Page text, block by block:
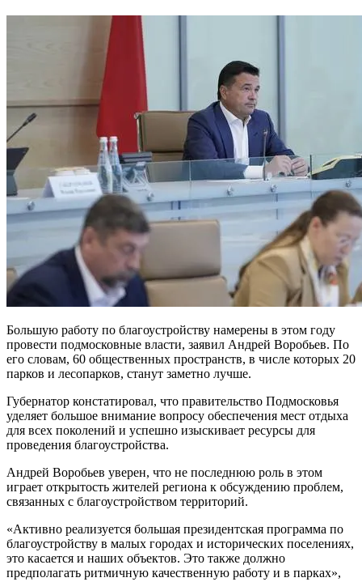
Большую работу по благоустройству намерены в этом году
провести подмосковные власти, заявил Андрей Воробьев. По
его словам, 60 общественных пространств, в числе которых 20
парков и лесопарков, станут заметно лучше.
Губернатор констатировал, что правительство Подмосковья
уделяет большое внимание вопросу обеспечения мест отдыха
для всех поколений и успешно изыскивает ресурсы для
проведения благоустройства.
Андрей Воробьев уверен, что не последнюю роль в этом
играет открытость жителей региона к обсуждению проблем,
связанных с благоустройством территорий.
«Активно реализуется большая президентская программа по
благоустройству в малых городах и исторических поселениях,
это касается и наших объектов. Это также должно
предполагать ритмичную качественную работу и в парках»,